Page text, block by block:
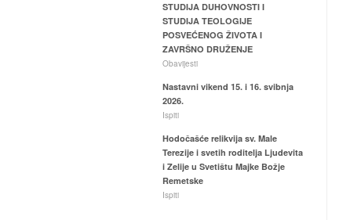
STUDIJA DUHOVNOSTI I
STUDIJA TEOLOGIJE
POSVEĆENOG ŽIVOTA I
ZAVRŠNO DRUŽENJE
Obavijesti
Nastavni vikend 15. i 16. svibnja
2026.
Ispiti
Hodočašće relikvija sv. Male
Terezije i svetih roditelja Ljudevita
i Zelije u Svetištu Majke Božje
Remetske
Ispiti